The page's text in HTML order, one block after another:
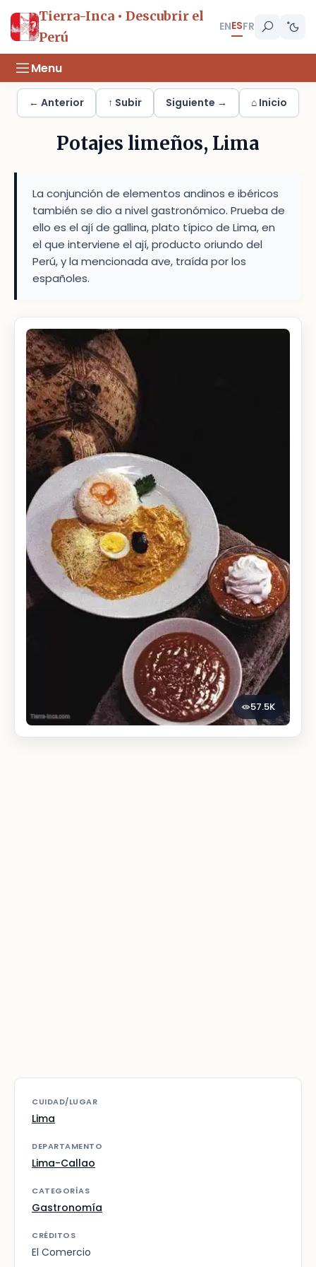
Tierra-Inca • Descubrir el
Perú
ENESFR
Menu
← Anterior ↑ Subir Siguiente → ⌂ Inicio
Potajes limeños, Lima
La conjunción de elementos andinos e ibéricos
también se dio a nivel gastronómico. Prueba de
ello es el ají de gallina, plato típico de Lima, en
el que interviene el ají, producto oriundo del
Perú, y la mencionada ave, traída por los
españoles.
57.5K
CUIDAD/LUGAR
Lima
DEPARTAMENTO
Lima-Callao
CATEGORÍAS
Gastronomía
CRÉDITOS
El Comercio